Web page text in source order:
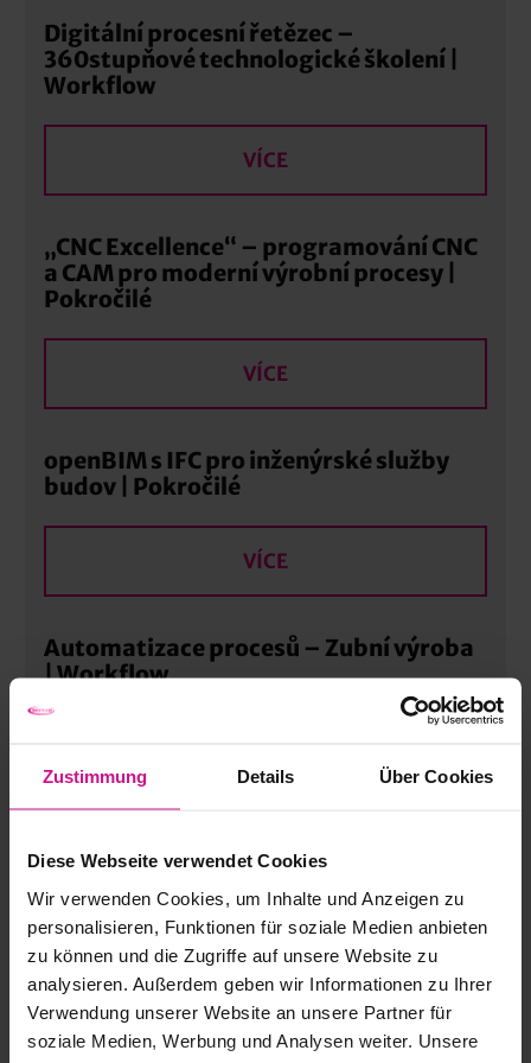
Zustimmung Details Über Cookies
Diese Webseite verwendet Cookies
Wir verwenden Cookies, um Inhalte und Anzeigen zu
personalisieren, Funktionen für soziale Medien anbieten
zu können und die Zugriffe auf unsere Website zu
analysieren. Außerdem geben wir Informationen zu Ihrer
Verwendung unserer Website an unsere Partner für
soziale Medien, Werbung und Analysen weiter. Unsere
Digitální procesní řetězec –
360stupňové technologické školení |
Workflow
VÍCE
„CNC Excellence“ – programování CNC
a CAM pro moderní výrobní procesy |
Pokročilé
VÍCE
openBIM s IFC pro inženýrské služby
budov | Pokročilé
VÍCE
Automatizace procesů – Zubní výroba
| Workflow
Advanced
VÍCE
CAD, konstrukce